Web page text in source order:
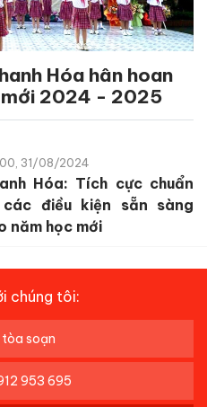
Hóa hân hoan
mới 2024 - 2025
31/08/2024
Hóa: Tích cực chuẩn
điều kiện sẵn sàng
năm học mới
chúng tôi:
tòa soạn
953 695